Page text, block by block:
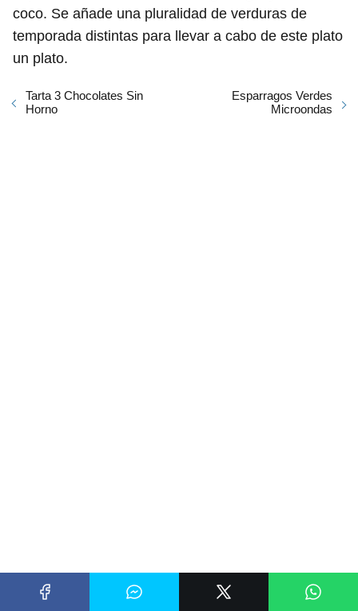
coco. Se añade una pluralidad de verduras de
temporada distintas para llevar a cabo de este plato
un plato.
Tarta 3 Chocolates Sin
Horno
Esparragos Verdes
Microondas